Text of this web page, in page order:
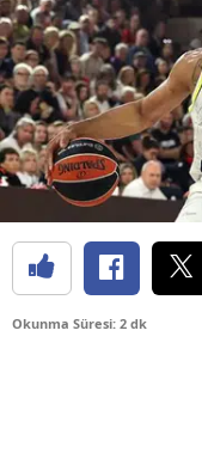
Okunma Süresi: 2 dk